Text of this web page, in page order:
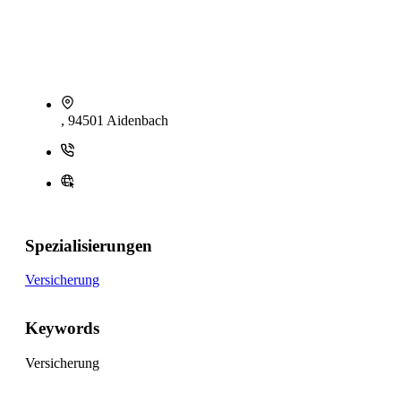
, 94501 Aidenbach
Spezialisierungen
Versicherung
Keywords
Versicherung